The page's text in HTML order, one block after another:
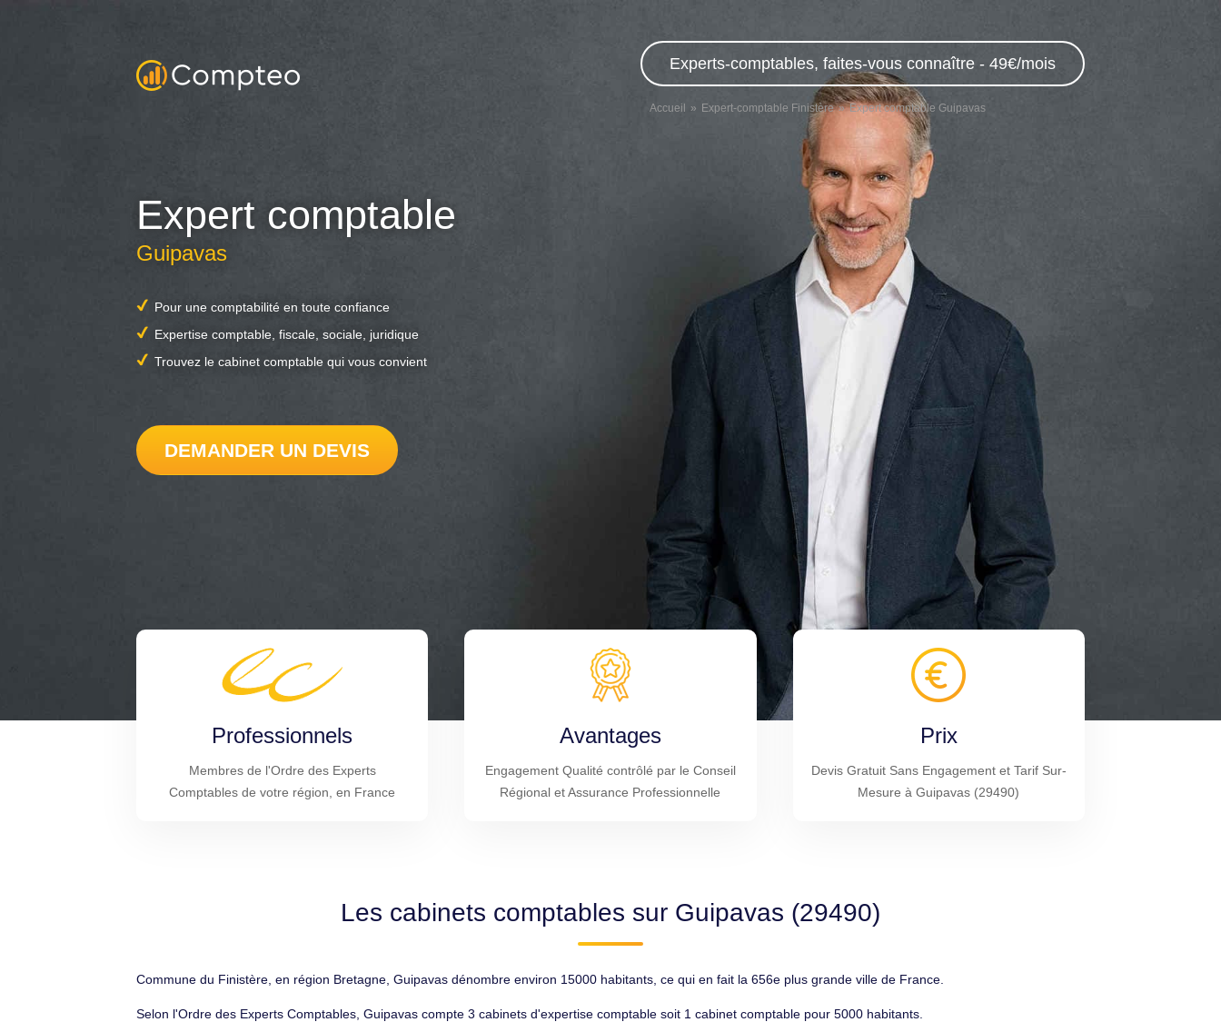
Experts-comptables, faites-vous connaître - 49€/mois
Accueil Expert-comptable Finistère Expert comptable Guipavas
Expert comptable
Guipavas
Pour une comptabilité en toute confiance
Expertise comptable, fiscale, sociale, juridique
Trouvez le cabinet comptable qui vous convient
DEMANDER UN DEVIS
Professionnels
Membres de l'Ordre des Experts
Comptables de votre région, en France
Avantages
Engagement Qualité contrôlé par le Conseil
Régional et Assurance Professionnelle
Prix
Devis Gratuit Sans Engagement et Tarif Sur-
Mesure à Guipavas (29490)
Les cabinets comptables sur Guipavas (29490)
Commune du Finistère, en région Bretagne, Guipavas dénombre environ 15000 habitants, ce qui en fait la 656e plus grande ville de France.
Selon l'Ordre des Experts Comptables, Guipavas compte 3 cabinets d'expertise comptable soit 1 cabinet comptable pour 5000 habitants.